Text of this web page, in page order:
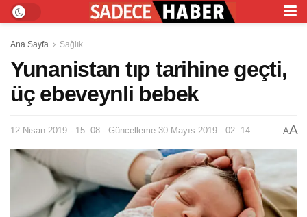
Ana Sayfa Sağlık
Yunanistan tıp tarihine geçti,
üç ebeveynli bebek
12 Nisan 2019 - 15: 08 - Güncelleme 30 Mayıs 2019 - 02: 14 AA